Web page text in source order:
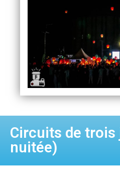
Circuits de trois
nuitée)